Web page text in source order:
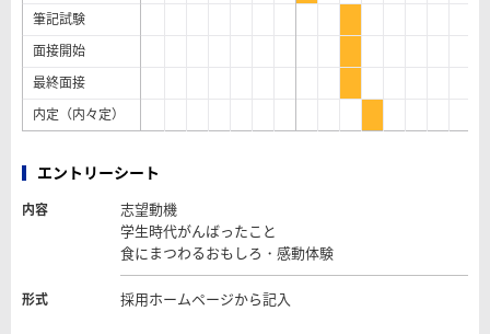
筆記試験
面接開始
最終面接
内定（内々定）
エントリーシート
内容
志望動機
学生時代がんばったこと
食にまつわるおもしろ・感動体験
形式 採用ホームページから記入